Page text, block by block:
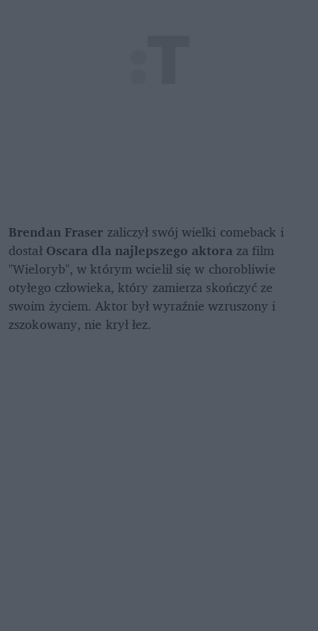
Brendan Fraser zaliczył swój wielki comeback i
dostał Oscara dla najlepszego aktora za film
"Wieloryb", w którym wcielił się w chorobliwie
otyłego człowieka, który zamierza skończyć ze
swoim życiem. Aktor był wyraźnie wzruszony i
zszokowany, nie krył łez.